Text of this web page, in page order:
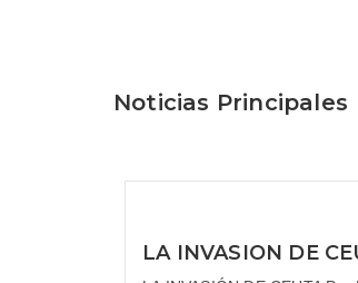
Noticias Principales
LA INVASION DE